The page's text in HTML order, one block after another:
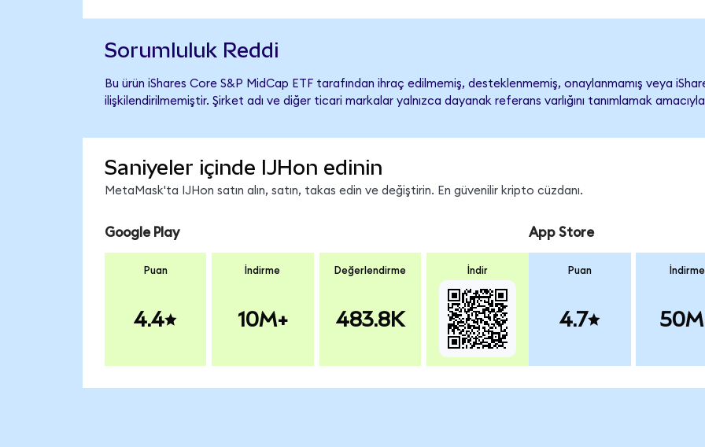
Sorumluluk Reddi
Bu ürün iShares Core S&P MidCap ETF tarafından ihraç edilmemiş, desteklenmemiş, onaylanmamış veya
ilişkilendirilmemiştir. Şirket adı ve diğer ticari markalar yalnızca dayanak referans varlığını tanımlamak amacıyla
Saniyeler içinde IJHon edinin
MetaMask'ta IJHon satın alın, satın, takas edin ve değiştirin. En güvenilir kripto cüzdanı.
Google Play
Puan
4.4
İndirme
10M+
Değerlendirme
483.8K
İndir
App Store
Puan
4.7
İndirme